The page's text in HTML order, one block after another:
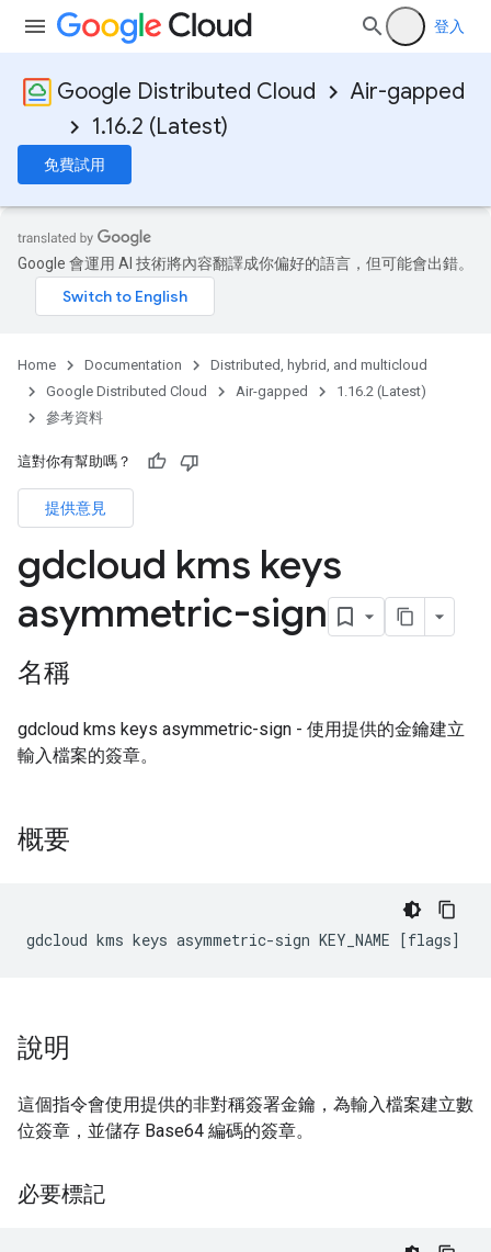
登入
Google Distributed Cloud
Air-gapped
1.16.2 (Latest)
免費試用
Google 會運用 AI 技術將內容翻譯成你偏好的語言，但可能會出錯。
Home Documentation
Distributed, hybrid, and multicloud
Google Distributed Cloud
Air-gapped
1.16.2 (Latest)
參考資料
這對你有幫助嗎？
提供意見
gdcloud kms keys
asymmetric-sign
名稱
gdcloud kms keys asymmetric-sign - 使用提供的金鑰建立
輸入檔案的簽章。
概要
說明
這個指令會使用提供的非對稱簽署金鑰，為輸入檔案建立數
位簽章，並儲存 Base64 編碼的簽章。
必要標記